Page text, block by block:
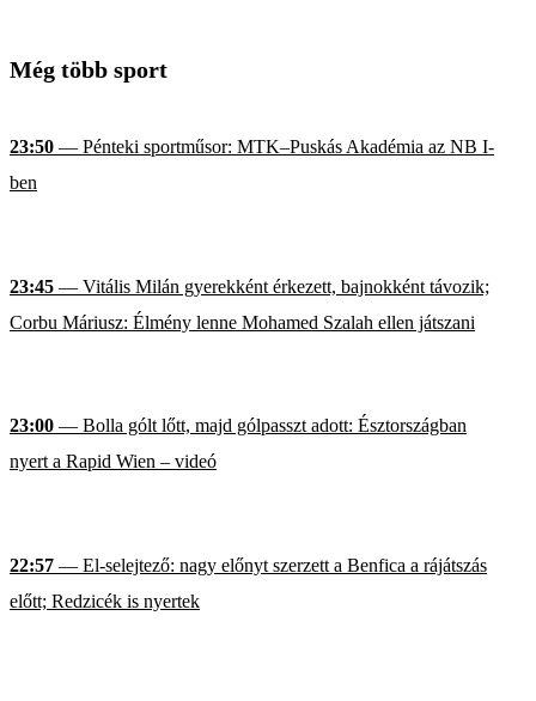
Még több sport
23:50 — Pénteki sportműsor: MTK–Puskás Akadémia az NB I-
ben
23:45 — Vitális Milán gyerekként érkezett, bajnokként távozik;
Corbu Máriusz: Élmény lenne Mohamed Szalah ellen játszani
23:00 — Bolla gólt lőtt, majd gólpasszt adott: Észtországban
nyert a Rapid Wien – videó
22:57 — El-selejtező: nagy előnyt szerzett a Benfica a rájátszás
előtt; Redzicék is nyertek